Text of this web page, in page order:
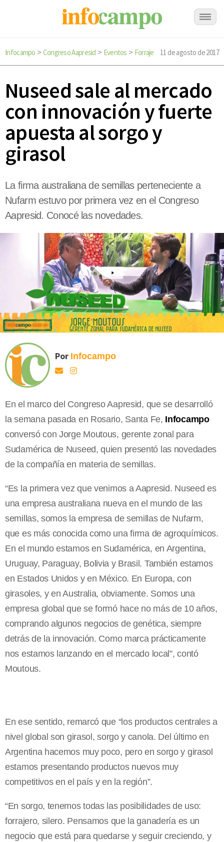
Infocampo > Congreso Aapresid > Eventos > Forraje 11 de agosto de 2017
Nuseed sale al mercado
con innovación y fuerte
apuesta al sorgo y
girasol
La firma australiana de semillas perteneciente a
Nufarm estuvo por primera vez en el Congreso
Aapresid. Conocé las novedades.
Por Infocampo
En el marco del Congreso Aapresid, que se desarrolló
la semana pasada en Rosario, Santa Fe, Infocampo
conversó con Jorge Moutous, gerente zonal para
Sudamérica de Nuseed, quien presentó las novedades
de la compañía en materia de semillas.
“Es la primera vez que venimos a Aapresid. Nuseed es
una empresa australiana nueva en el mundo de las
semillas, somos la empresa de semillas de Nufarm,
que es más conocida como una firma de agroquímicos.
En el mundo estamos en Sudamérica, en Argentina,
Uruguay, Paraguay, Bolivia y Brasil. También estamos
en Estados Unidos y en México. En Europa, con
girasoles, y en Australia, obviamente. Somos una
empresa global que se formó hace no más de 10 años,
comprando algunos negocios de genética, siempre
detrás de la innovación. Como marca prácticamente
nos estamos lanzando en el mercado local”, contó
Moutous.
En ese sentido, remarcó que “los productos centrales a
nivel global son girasol, sorgo y canola. Del último en
Argentina hacemos muy poco, pero en sorgo y girasol
estamos presentando productos nuevos muy
competitivos en el país y en la región”.
“En sorgo, tenemos todas las posibilidades de uso:
forrajero, silero. Pensamos que la ganadería es un
negocio que está para quedarse y seguir creciendo, y